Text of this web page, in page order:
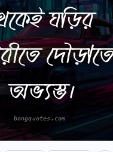
ঘড়ির
দৌড়াতে
অভ্যস্ত।